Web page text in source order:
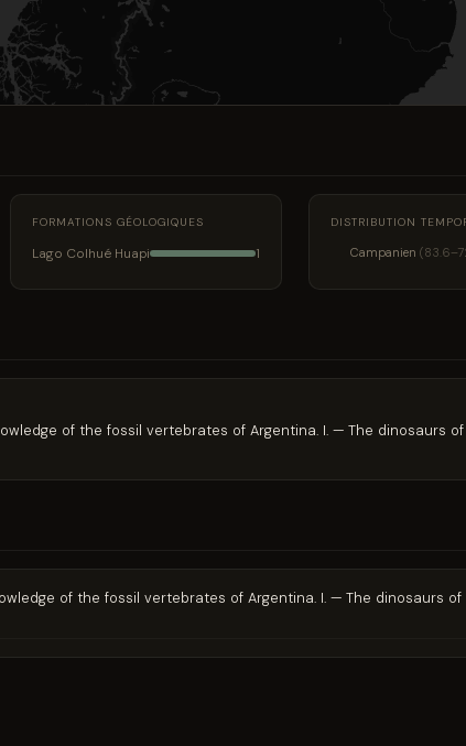
FORMATIONS GÉOLOGIQUES
Lago Colhué Huapi 1
DISTRIBUTION
Campanien
of the fossil vertebrates of Argentina. I. — The dinosaurs
of the fossil vertebrates of Argentina. I. — The dinosaurs